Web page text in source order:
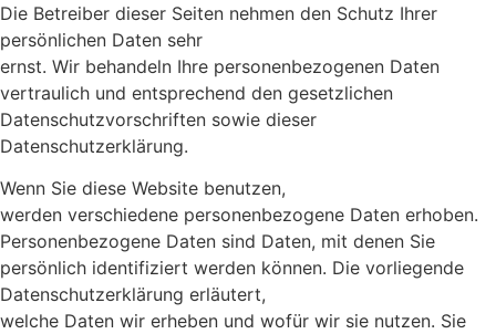
Die Betreiber dieser Seiten nehmen den Schutz Ihrer
persönlichen Daten sehr
ernst. Wir behandeln Ihre personenbezogenen Daten
vertraulich und entsprechend den gesetzlichen
Datenschutzvorschriften sowie dieser
Datenschutzerklärung.
Wenn Sie diese Website benutzen,
werden verschiedene personenbezogene Daten erhoben.
Personenbezogene Daten sind Daten, mit denen Sie
persönlich identifiziert werden können. Die vorliegende
Datenschutzerklärung erläutert,
welche Daten wir erheben und wofür wir sie nutzen. Sie